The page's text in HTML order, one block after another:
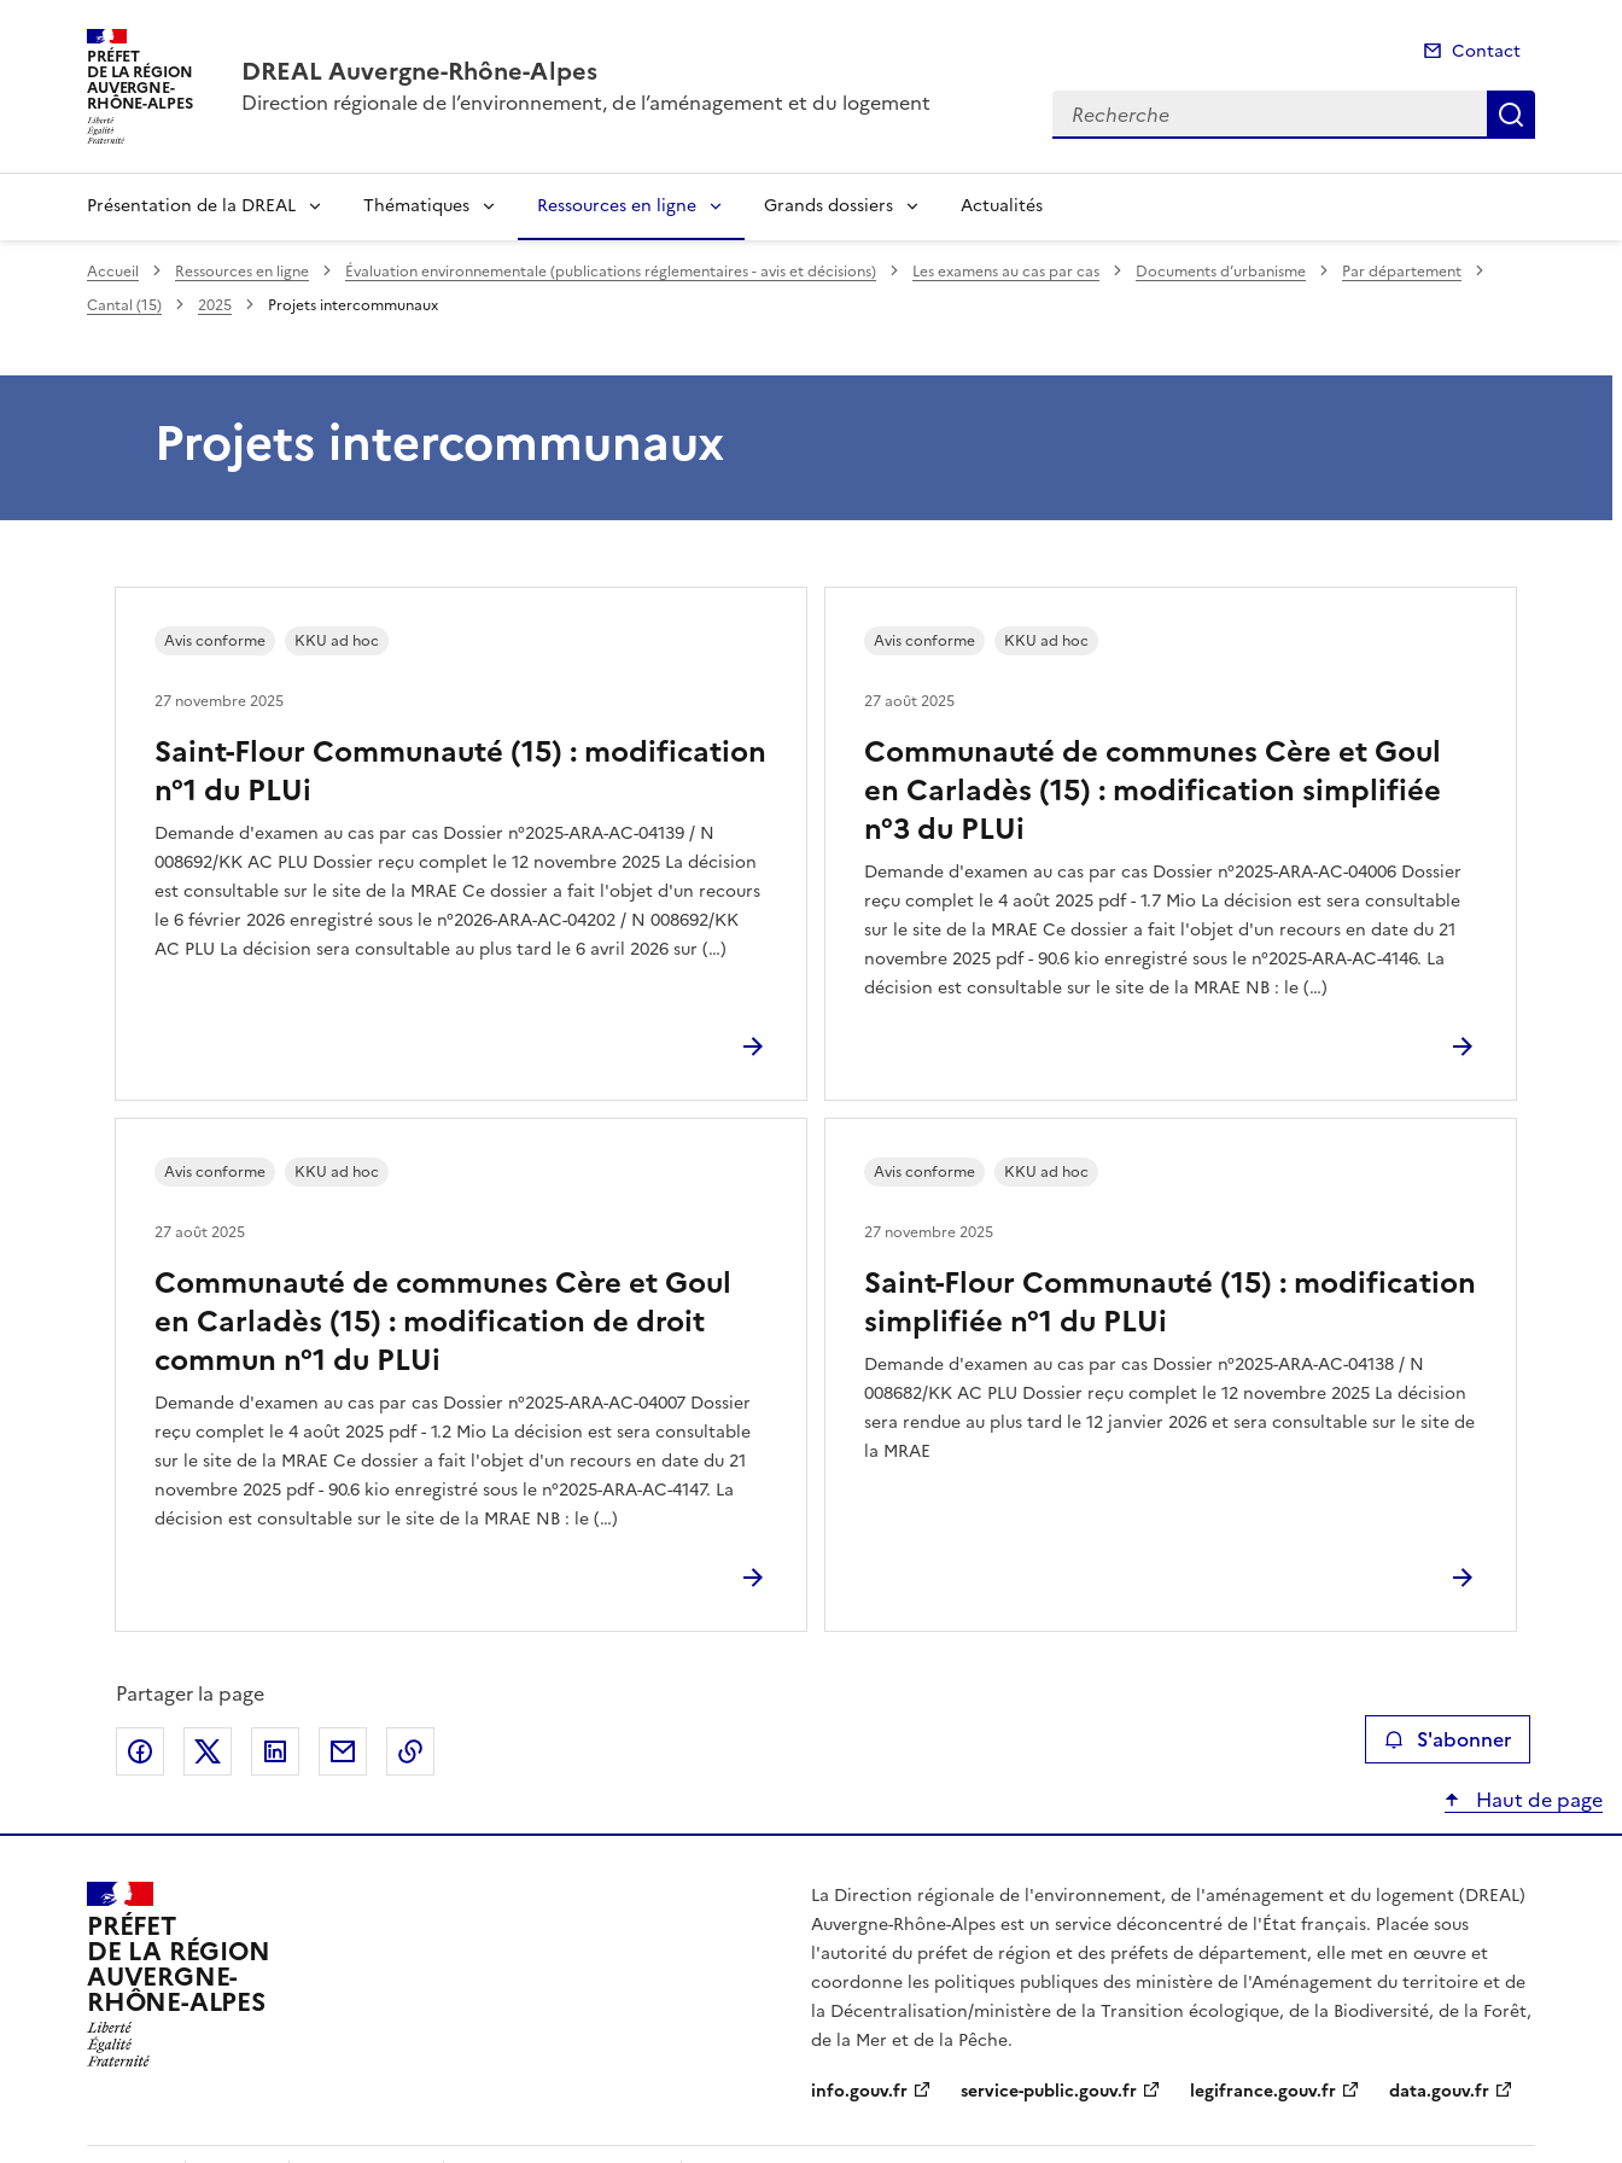
PRÉFET
DE LA RÉGION
AUVERGNE-
RHÔNE-ALPES
DREAL Auvergne-Rhône-Alpes
Direction régionale de l’environnement, de l’aménagement et du logement
Contact
Recherche
Présentation de la DREAL Thématiques Ressources en ligne Grands dossiers Actualités
Accueil Ressources en ligne Évaluation environnementale (publications réglementaires - avis et décisions) Les examens au cas par cas Documents d’urbanisme
Par département
Cantal (15)
2025 Projets intercommunaux
Projets intercommunaux
Saint-Flour Communauté (15) : modification
n°1 du PLUi
Demande d'examen au cas par cas Dossier n°2025-ARA-AC-04139 / N
008692/KK AC PLU Dossier reçu complet le 12 novembre 2025 La décision
est consultable sur le site de la MRAE Ce dossier a fait l'objet d'un recours
le 6 février 2026 enregistré sous le n°2026-ARA-AC-04202 / N 008692/KK
AC PLU La décision sera consultable au plus tard le 6 avril 2026 sur (…)
Avis conforme KKU ad hoc
27 novembre 2025
Communauté de communes Cère et Goul
en Carladès (15) : modification simplifiée
n°3 du PLUi
Demande d'examen au cas par cas Dossier n°2025-ARA-AC-04006 Dossier
reçu complet le 4 août 2025 pdf - 1.7 Mio La décision est sera consultable
sur le site de la MRAE Ce dossier a fait l'objet d'un recours en date du 21
novembre 2025 pdf - 90.6 kio enregistré sous le n°2025-ARA-AC-4146. La
décision est consultable sur le site de la MRAE NB : le (…)
Avis conforme KKU ad hoc
27 août 2025
Communauté de communes Cère et Goul
en Carladès (15) : modification de droit
commun n°1 du PLUi
Demande d'examen au cas par cas Dossier n°2025-ARA-AC-04007 Dossier
reçu complet le 4 août 2025 pdf - 1.2 Mio La décision est sera consultable
sur le site de la MRAE Ce dossier a fait l'objet d'un recours en date du 21
novembre 2025 pdf - 90.6 kio enregistré sous le n°2025-ARA-AC-4147. La
décision est consultable sur le site de la MRAE NB : le (…)
Avis conforme KKU ad hoc
27 août 2025
Saint-Flour Communauté (15) : modification
simplifiée n°1 du PLUi
Demande d'examen au cas par cas Dossier n°2025-ARA-AC-04138 / N
008682/KK AC PLU Dossier reçu complet le 12 novembre 2025 La décision
sera rendue au plus tard le 12 janvier 2026 et sera consultable sur le site de
la MRAE
Avis conforme KKU ad hoc
27 novembre 2025
Partager la page
Partager sur Facebook
Partager sur XPartager sur LinkedIn
Partager par email S'abonner
Haut de page
PRÉFET
DE LA RÉGION
AUVERGNE-
RHÔNE-ALPES
La Direction régionale de l'environnement, de l'aménagement et du logement (DREAL)
Auvergne-Rhône-Alpes est un service déconcentré de l'État français. Placée sous
l'autorité du préfet de région et des préfets de département, elle met en œuvre et
coordonne les politiques publiques des ministère de l'Aménagement du territoire et de
la Décentralisation/ministère de la Transition écologique, de la Biodiversité, de la Forêt,
de la Mer et de la Pêche.
info.gouv.fr
service-public.gouv.fr legifrance.gouv.fr data.gouv.fr